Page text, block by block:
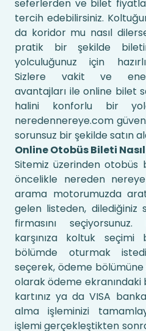
seferlerden ve bilet
tercih edebilirsiniz.
da koridor mu nasıl
pratik bir şekilde
yolculuğunuz için
Sizlere vakit ve
avantajları ile online bilet
halini konforlu bir
neredennereye.com
sorunsuz bir şekilde satın
Online Otobüs Bileti
Sitemiz üzerinden otobüs
öncelikle nereden nereye
arama motorumuzda
gelen listeden,
firmasını
karşınıza koltuk
bölümde oturmak
seçerek, ödeme bölümüne
olarak ödeme
kartınız ya da VISA
alma işleminizi
işlemi gerçekleştikten